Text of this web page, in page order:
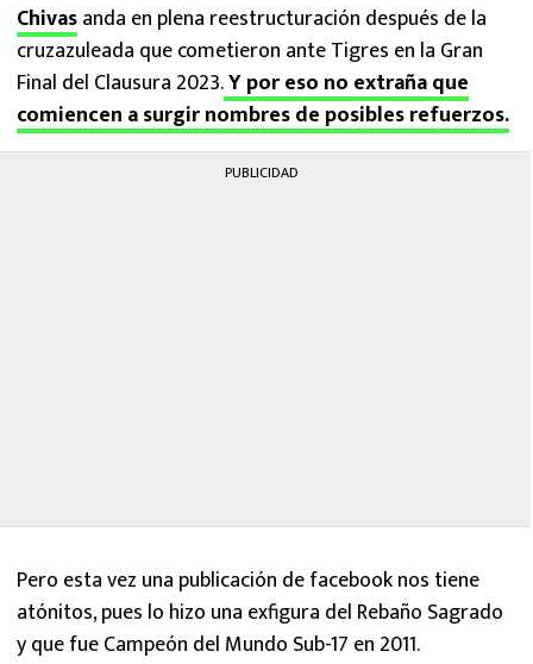
Chivasanda en plena reestructuración después de la
cruzazuleada que cometieron ante Tigres en la Gran
Final del Clausura 2023.Y por eso no extraña que
comiencen a surgir nombres de posibles refuerzos.
PUBLICIDAD
Pero esta vez una publicación de facebook nos tiene
atónitos, pues lo hizo una exfigura del Rebaño Sagrado
y que fue Campeón del Mundo Sub-17 en 2011.